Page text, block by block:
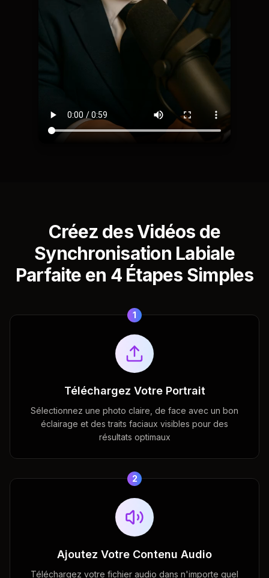
Créez des Vidéos de
Synchronisation Labiale
Parfaite en 4 Étapes Simples
1
Téléchargez Votre Portrait
Sélectionnez une photo claire, de face avec un bon
éclairage et des traits faciaux visibles pour des
résultats optimaux
2
Ajoutez Votre Contenu Audio
Téléchargez votre fichier audio dans n'importe quel